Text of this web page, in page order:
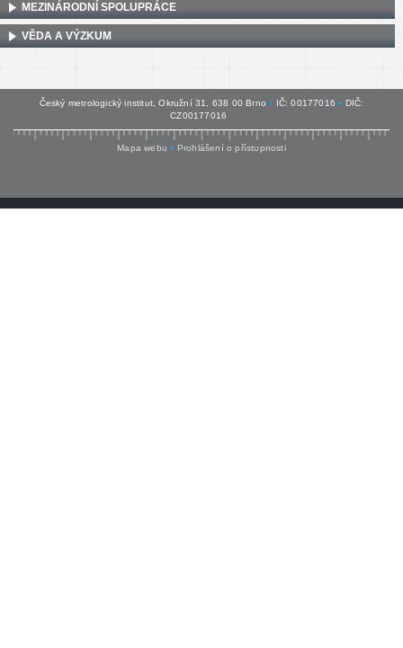
MEZINÁRODNÍ SPOLUPRÁCE
VĚDA A VÝZKUM
Český metrologický institut, Okružní 31, 638 00 Brno • IČ: 00177016 • DIČ:
CZ00177016
Mapa webu • Prohlášení o přístupnosti